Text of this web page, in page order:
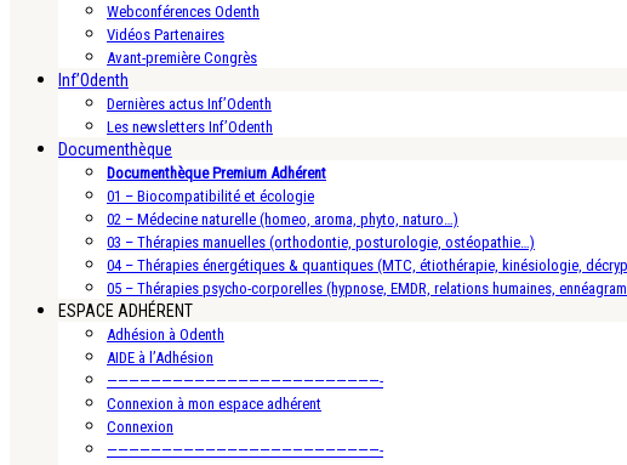
Webconférences Odenth
Vidéos Partenaires
Avant-première Congrès
Inf’Odenth
Dernières actus Inf’Odenth
Les newsletters Inf’Odenth
Documenthèque
Documenthèque Premium Adhérent
01 – Biocompatibilité et écologie
02 – Médecine naturelle (homeo, aroma, phyto, naturo…)
03 – Thérapies manuelles (orthodontie, posturologie, ostéopathie…)
04 – Thérapies énergétiques & quantiques (MTC, étiothérapie, kinésiologie,
05 – Thérapies psycho-corporelles (hypnose, EMDR, relations humaines,
ESPACE ADHÉRENT
Adhésion à Odenth
AIDE à l’Adhésion
—————————————————————————-
Connexion à mon espace adhérent
Connexion
—————————————————————————-